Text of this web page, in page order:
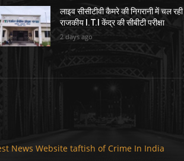
लाइव सीसीटीवी कैमरे की निगरानी में चल रही
राजकीय I.T.I केंद्र की सीबीटी परीक्षा
2 days ago
News Website taftish of Crime In India